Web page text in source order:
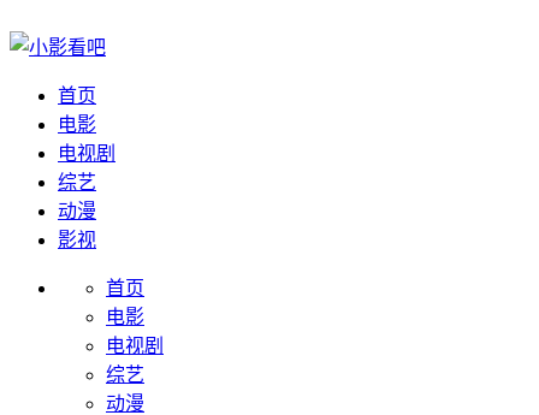
首页
电影
电视剧
综艺
动漫
影视
首页
电影
电视剧
综艺
动漫